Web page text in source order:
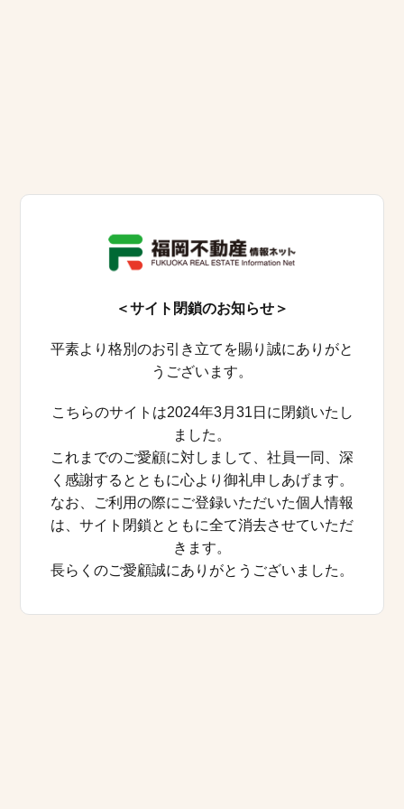
＜サイト閉鎖のお知らせ＞
平素より格別のお引き立てを賜り誠にありがと
うございます。
こちらのサイトは2024年3月31日に閉鎖いたし
ました。
これまでのご愛顧に対しまして、社員一同、深
く感謝するとともに心より御礼申しあげます。
なお、ご利用の際にご登録いただいた個人情報
は、サイト閉鎖とともに全て消去させていただ
きます。
長らくのご愛顧誠にありがとうございました。